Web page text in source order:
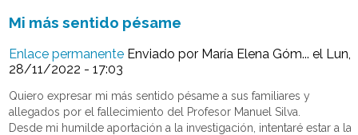
Mi más sentido pésame
Enlace permanente Enviado por María Elena Góm... el Lun,
28/11/2022 - 17:03
Quiero expresar mi más sentido pésame a sus familiares y
allegados por el fallecimiento del Profesor Manuel Silva.
Desde mi humilde aportación a la investigación, intentaré estar a la